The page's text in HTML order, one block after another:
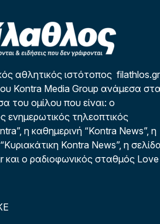
αθλητικός ιστότοπος filathlos.gr
Kontra Media Group ανάμεσα στα
του ομίλου που είναι: ο
ενημερωτικός τηλεοπτικός
η καθημερινή “Kontra News”, η
Kontra News”, η
και ο ραδιοφωνικός σταθμός Love